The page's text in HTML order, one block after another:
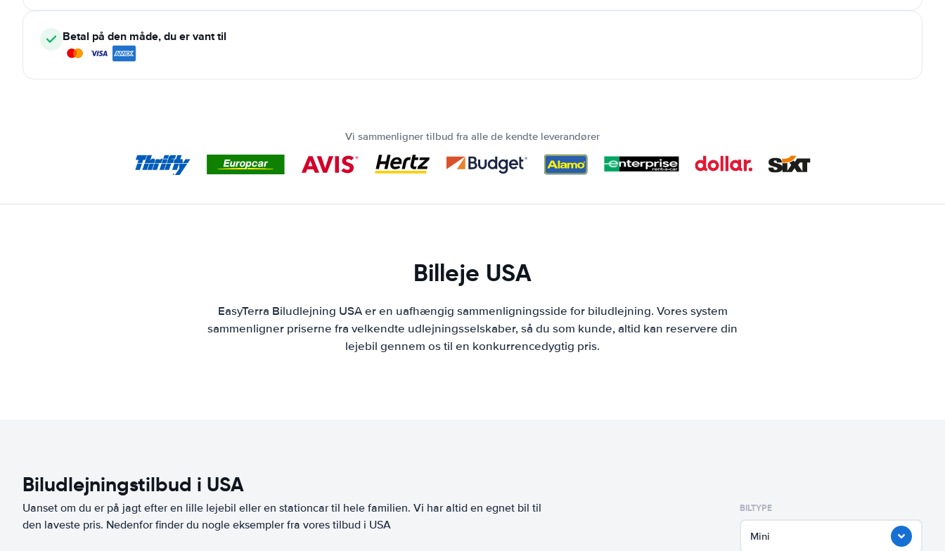
Betal på den måde, du er vant til
Vi sammenligner tilbud fra alle de kendte leverandører
Billeje USA
EasyTerra Biludlejning USA er en uafhængig sammenligningsside for biludlejning. Vores system
sammenligner priserne fra velkendte udlejningsselskaber, så du som kunde, altid kan reservere din
lejebil gennem os til en konkurrencedygtig pris.
Biludlejningstilbud i USA
Uanset om du er på jagt efter en lille lejebil eller en stationcar til hele familien. Vi har altid en egnet bil til
den laveste pris. Nedenfor finder du nogle eksempler fra vores tilbud i USA
BILTYPE
Mini